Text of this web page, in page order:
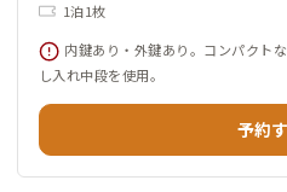
1泊1枚
内鍵あり・外鍵あり。コンパクト
し入れ中段を使用。
予約